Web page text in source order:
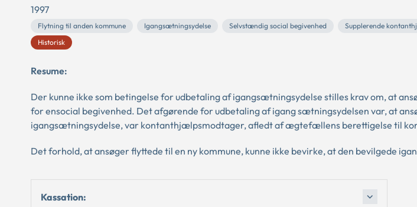
1997
Flytning til anden kommune Igangsætningsydelse Selvstændig social begivenhed Supplerende
Historisk
Resume:
Der kunne ikke som betingelse for udbetaling af igangsætningsydelse stilles krav om, at
for ensocial begivenhed. Det afgørende for udbetaling af igang sætningsydelsen var, at
igangsætningsydelse, var kontanthjælpsmodtager, afledt af ægtefællens berettigelse til
Det forhold, at ansøger flyttede til en ny kommune, kunne ikke bevirke, at den bevilgede
Kassation: